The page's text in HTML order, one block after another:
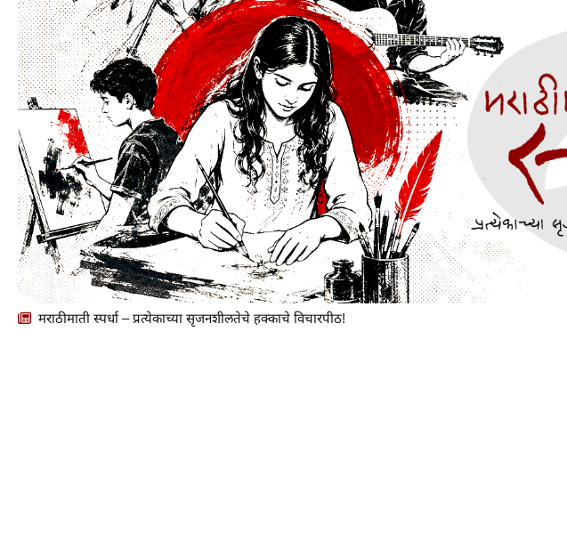
मराठीमाती स्पर्धा – प्रत्येकाच्या सृजनशीलतेचे हक्काचे विचारपीठ!